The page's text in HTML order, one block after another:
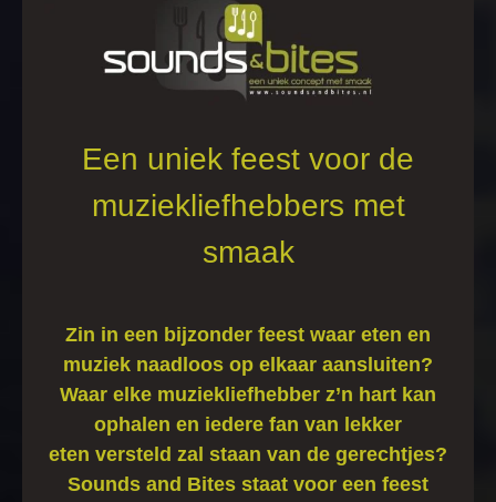
Een uniek feest voor de
muziekliefhebbers met
smaak
Zin in een bijzonder feest waar eten en
muziek naadloos op elkaar aansluiten?
Waar elke muziekliefhebber z’n hart kan
ophalen en iedere fan van lekker
eten versteld zal staan van de gerechtjes?
Sounds and Bites staat voor een feest